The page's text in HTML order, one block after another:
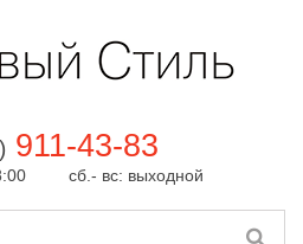
911-43-83
сб.- вс: выходной